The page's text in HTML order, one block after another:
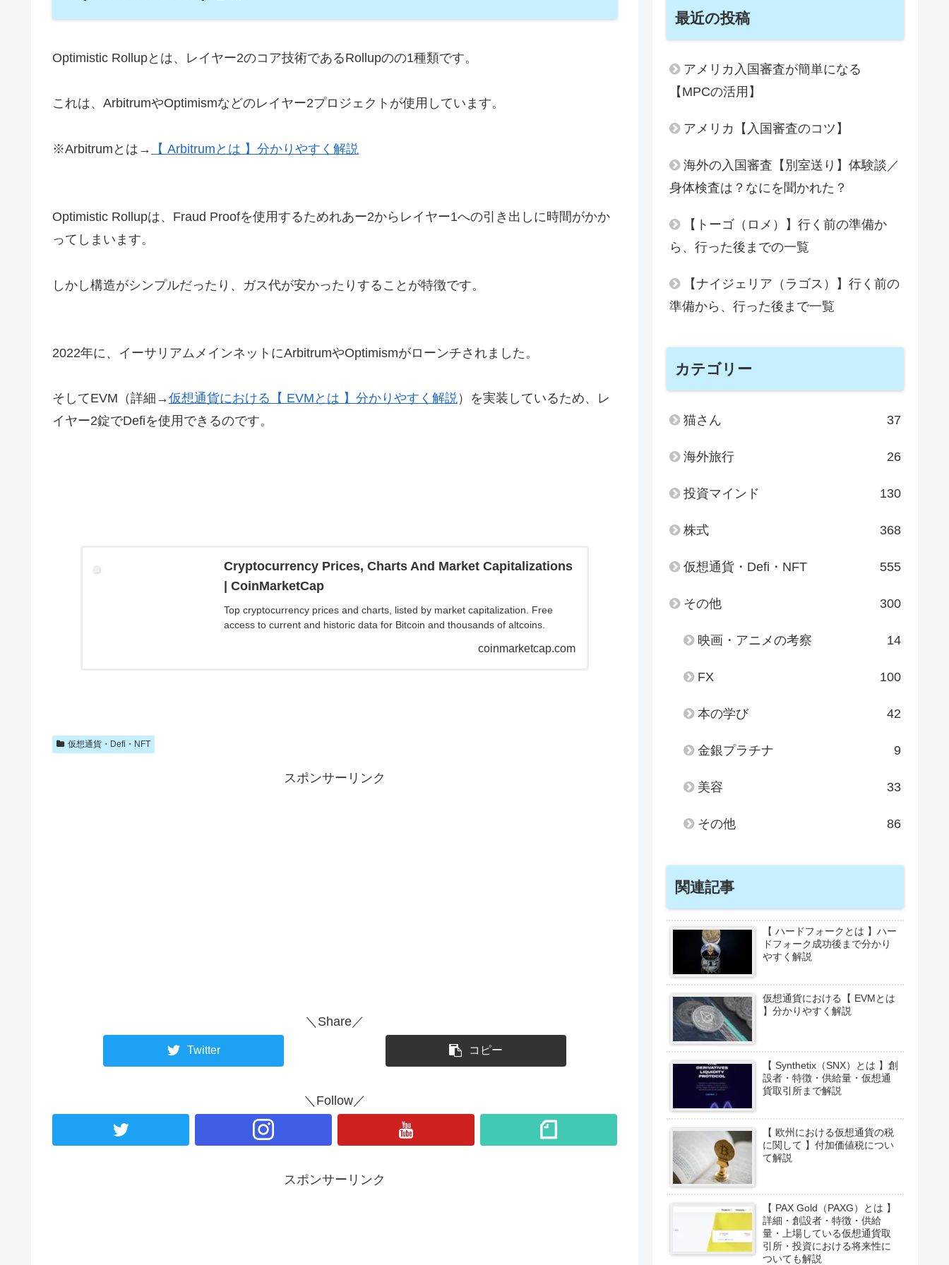
Optimistic Rollupとは、レイヤー2のコア技術であるRollupのの1種類です。
これは、ArbitrumやOptimismなどのレイヤー2プロジェクトが使用しています。
※Arbitrumとは→ 【 Arbitrumとは 】分かりやすく解説
Optimistic Rollupは、Fraud Proofを使用するためれあー2からレイヤー1への引き出しに時間がかか
ってしまいます。
しかし構造がシンプルだったり、ガス代が安かったりすることが特徴です。
2022年に、イーサリアムメインネットにArbitrumやOptimismがローンチされました。
そしてEVM（詳細→仮想通貨における【 EVMとは 】分かりやすく解説）を実装しているため、レ
イヤー2錠でDefiを使用できるのです。
Cryptocurrency Prices, Charts And Market Capitalizations
| CoinMarketCap
Top cryptocurrency prices and charts, listed by market capitalization. Free
access to current and historic data for Bitcoin and thousands of altcoins.
coinmarketcap.com
仮想通貨・Defi・NFT
スポンサーリンク
＼Share／
Twitter コピー
＼Follow／
スポンサーリンク
最近の投稿
アメリカ入国審査が簡単になる
【MPCの活用】
アメリカ【入国審査のコツ】
海外の入国審査【別室送り】体験談／
身体検査は？なにを聞かれた？
【トーゴ（ロメ）】行く前の準備か
ら、行った後までの一覧
【ナイジェリア（ラゴス）】行く前の
準備から、行った後まで一覧
カテゴリー
猫さん 37
海外旅行 26
投資マインド 130
株式 368
仮想通貨・Defi・NFT 555
その他 300
映画・アニメの考察 14
FX 100
本の学び 42
金銀プラチナ 9
美容 33
その他 86
関連記事
【 ハードフォークとは 】ハー
ドフォーク成功後まで分かり
やすく解説
仮想通貨における【 EVMとは
】分かりやすく解説
【 Synthetix（SNX）とは 】創
設者・特徴・供給量・仮想通
貨取引所まで解説
【 欧州における仮想通貨の税
に関して 】付加価値税につい
て解説
【 PAX Gold（PAXG）とは 】
詳細・創設者・特徴・供給
量・上場している仮想通貨取
引所・投資における将来性に
ついても解説